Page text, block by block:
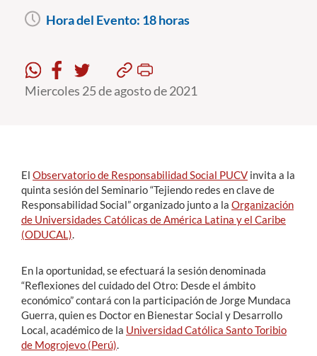
Pregrado
Formación Continua
Alumni
Hora del Evento: 18 horas
Miercoles 25 de agosto de 2021
El Observatorio de Responsabilidad Social PUCV invita a la
quinta sesión del Seminario “Tejiendo redes en clave de
Responsabilidad Social” organizado junto a la Organización
de Universidades Católicas de América Latina y el Caribe
(ODUCAL).
En la oportunidad, se efectuará la sesión denominada
“Reflexiones del cuidado del Otro: Desde el ámbito
económico” contará con la participación de Jorge Mundaca
Guerra, quien es Doctor en Bienestar Social y Desarrollo
Local, académico de la Universidad Católica Santo Toribio
de Mogrojevo (Perú).